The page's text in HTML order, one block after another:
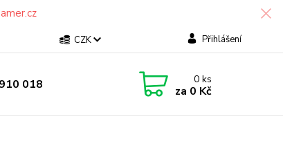
CZK Přihlášení
018 0ks
za 0 Kč